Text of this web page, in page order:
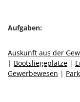
Aufgaben:
Auskunft aus der
| Bootsliegeplätze |
Gewerbewesen |